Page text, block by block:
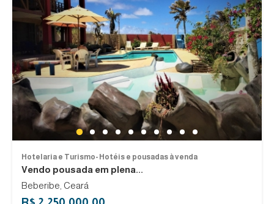
1 2 3 4 5 6 7 8 9 10
Hotelaria e Turismo- Hotéis e pousadas à venda
Vendo pousada em plena...
Beberibe, Ceará